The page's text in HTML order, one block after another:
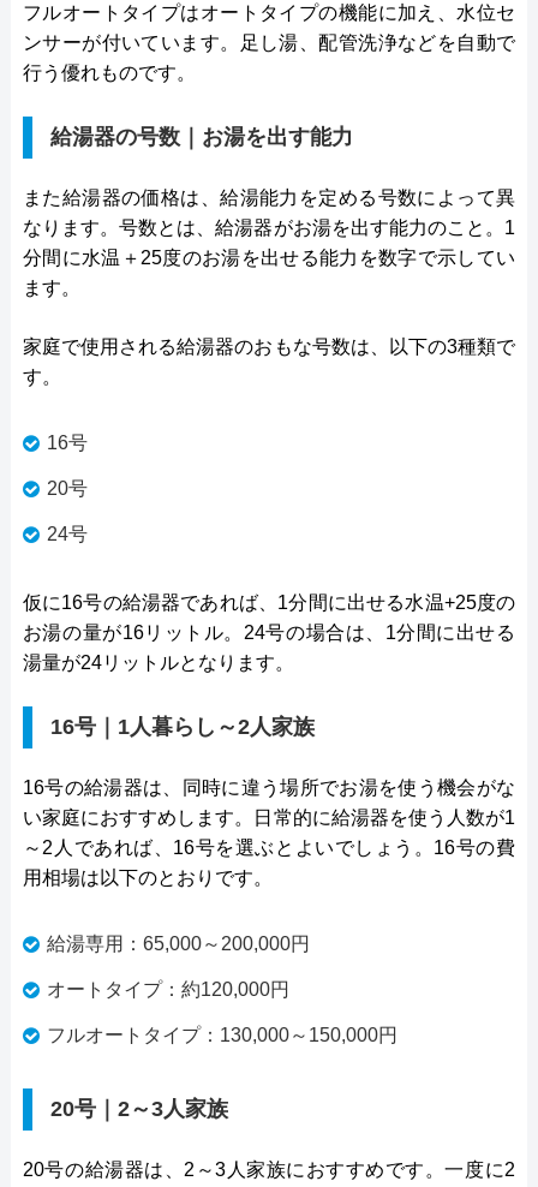
フルオートタイプはオートタイプの機能に加え、水位セ
ンサーが付いています。足し湯、配管洗浄などを自動で
行う優れものです。
給湯器の号数｜お湯を出す能力
また給湯器の価格は、給湯能力を定める号数によって異
なります。号数とは、給湯器がお湯を出す能力のこと。1
分間に水温＋25度のお湯を出せる能力を数字で示してい
ます。
家庭で使用される給湯器のおもな号数は、以下の3種類で
す。
16号
20号
24号
仮に16号の給湯器であれば、1分間に出せる水温+25度の
お湯の量が16リットル。24号の場合は、1分間に出せる
湯量が24リットルとなります。
16号｜1人暮らし～2人家族
16号の給湯器は、同時に違う場所でお湯を使う機会がな
い家庭におすすめします。日常的に給湯器を使う人数が1
～2人であれば、16号を選ぶとよいでしょう。16号の費
用相場は以下のとおりです。
給湯専用：65,000～200,000円
オートタイプ：約120,000円
フルオートタイプ：130,000～150,000円
20号｜2～3人家族
20号の給湯器は、2～3人家族におすすめです。一度に2